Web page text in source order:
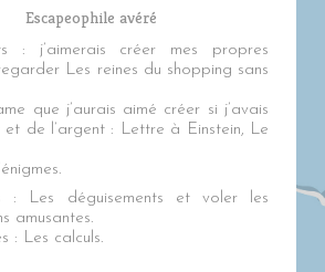
Escapeophile avéré
: j’aimerais créer mes propres
Les reines du shopping sans
que j’aurais aimé créer si j’avais
de l’argent : Lettre à Einstein, Le
: Les déguisements et voler les
amusantes.
: Les calculs.